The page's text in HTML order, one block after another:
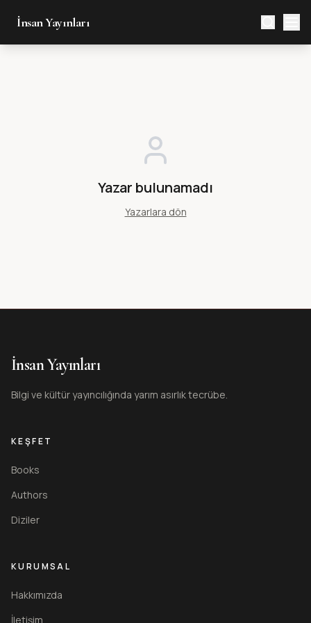
İnsan Yayınları
Yazar bulunamadı
Yazarlara dön
İnsan Yayınları
Bilgi ve kültür yayıncılığında yarım asırlık tecrübe.
KEŞFET
Books
Authors
Diziler
KURUMSAL
Hakkımızda
İletişim